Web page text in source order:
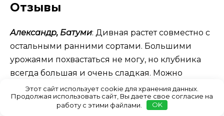
Отзывы
Александр, Батуми: Дивная растет совместно с
остальными ранними сортами. Большими
урожаями похвастаться не могу, но клубника
всегда большая и очень сладкая. Можно
замораживать, хорошо и долго хранится в
холодильнике. В плане ухода внимания
Этот сайт использует cookie для хранения данных.
Продолжая использовать сайт, Вы даете свое согласие на
работу с этими файлами.
OK